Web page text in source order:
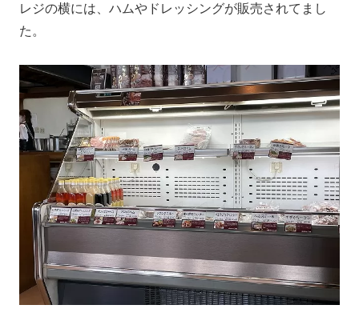
レジの横には、ハムやドレッシングが販売されてまし
た。